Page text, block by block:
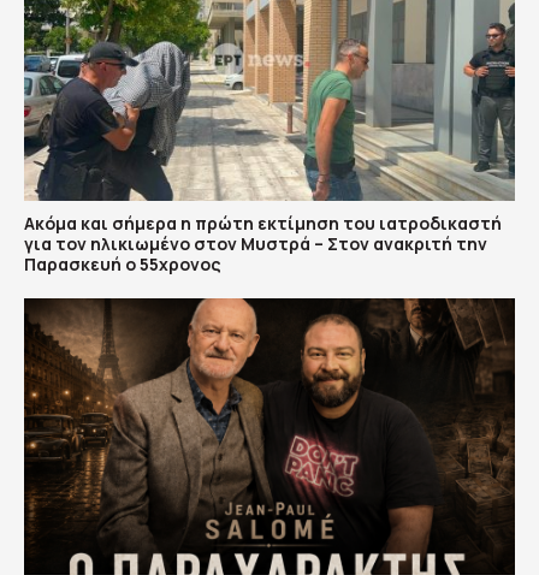
Ακόμα και σήμερα η πρώτη εκτίμηση του ιατροδικαστή
για τον ηλικιωμένο στον Μυστρά – Στον ανακριτή την
Παρασκευή ο 55χρονος